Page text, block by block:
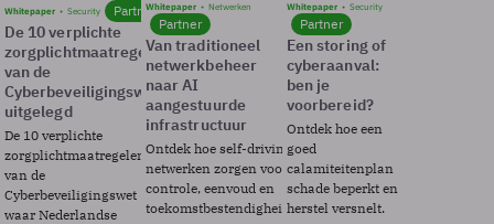
Whitepaper Security Partner
De 10 verplichte
zorgplichtmaatregelen
van de
Cyberbeveiligingswet
uitgelegd
De 10 verplichte
zorgplichtmaatregelen
van de
Cyberbeveiligingswet
waar Nederlandse
Whitepaper Netwerken
Partner
Van traditioneel
netwerkbeheer
naar AI
aangestuurde
infrastructuur
Ontdek hoe self-driving
netwerken zorgen voor
controle, eenvoud en
toekomstbestendigheid.
Whitepaper Security
Partner
Een storing of
cyberaanval:
ben je
voorbereid?
Ontdek hoe een
goed
calamiteitenplan
schade beperkt en
herstel versnelt.